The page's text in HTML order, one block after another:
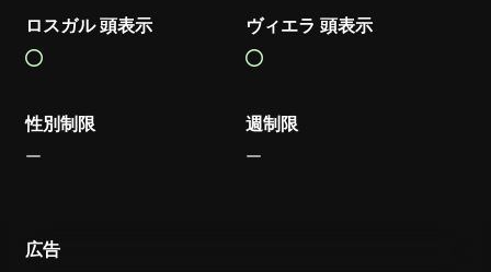
ロスガル 頭表示 ヴィエラ 頭表示
性別制限 週制限
広告